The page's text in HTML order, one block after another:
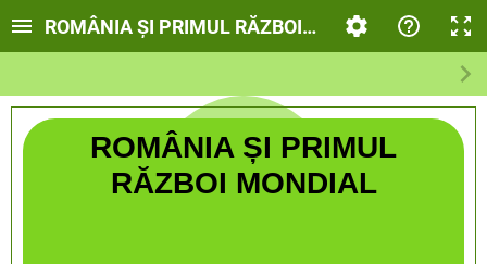
ROMÂNIA ȘI PRIMUL RĂZBOI MONDIAL
ROMÂNIA ȘI PRIMUL
RĂZBOI MONDIAL